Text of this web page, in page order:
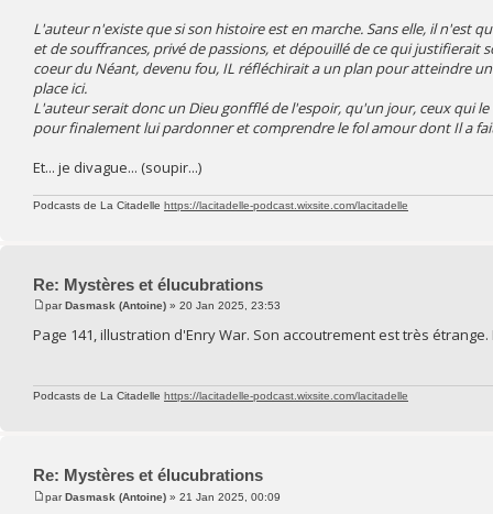
L'auteur n'existe que si son histoire est en marche. Sans elle, il
et de souffrances, privé de passions, et dépouillé de ce qui
coeur du Néant, devenu fou, IL réfléchirait a un plan pour atteindre
place ici.
L'auteur serait donc un Dieu gonfflé de l'espoir, qu'un jour, ceux qui
pour finalement lui pardonner et comprendre le fol amour dont Il a
Et... je divague... (soupir...)
Podcasts de La Citadelle https://lacitadelle-podcast.wixsite.com/lacitadelle
Re: Mystères et élucubrations
parDasmask (Antoine) » 20 Jan 2025, 23:53
Page 141, illustration d'Enry War. Son accoutrement est très
Podcasts de La Citadelle https://lacitadelle-podcast.wixsite.com/lacitadelle
Re: Mystères et élucubrations
parDasmask (Antoine) » 21 Jan 2025, 00:09